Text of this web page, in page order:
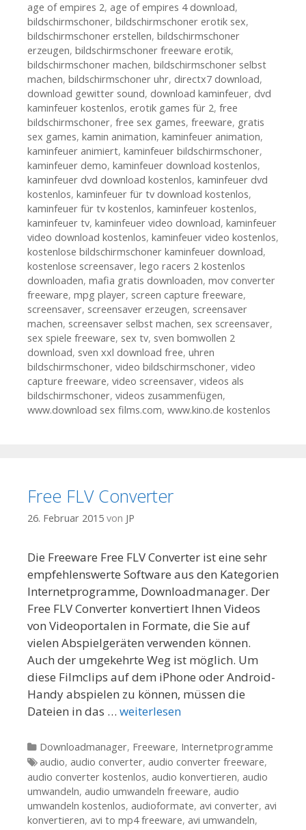
age of empires 2, age of empires 4 download,
bildschirmschoner, bildschirmschoner erotik sex,
bildschirmschoner erstellen, bildschirmschoner
erzeugen, bildschirmschoner freeware erotik,
bildschirmschoner machen, bildschirmschoner selbst
machen, bildschirmschoner uhr, directx7 download,
download gewitter sound, download kaminfeuer, dvd
kaminfeuer kostenlos, erotik games für 2, free
bildschirmschoner, free sex games, freeware, gratis
sex games, kamin animation, kaminfeuer animation,
kaminfeuer animiert, kaminfeuer bildschirmschoner,
kaminfeuer demo, kaminfeuer download kostenlos,
kaminfeuer dvd download kostenlos, kaminfeuer dvd
kostenlos, kaminfeuer für tv download kostenlos,
kaminfeuer für tv kostenlos, kaminfeuer kostenlos,
kaminfeuer tv, kaminfeuer video download, kaminfeuer
video download kostenlos, kaminfeuer video kostenlos,
kostenlose bildschirmschoner kaminfeuer download,
kostenlose screensaver, lego racers 2 kostenlos
downloaden, mafia gratis downloaden, mov converter
freeware, mpg player, screen capture freeware,
screensaver, screensaver erzeugen, screensaver
machen, screensaver selbst machen, sex screensaver,
sex spiele freeware, sex tv, sven bomwollen 2
download, sven xxl download free, uhren
bildschirmschoner, video bildschirmschoner, video
capture freeware, video screensaver, videos als
bildschirmschoner, videos zusammenfügen,
www.download sex films.com, www.kino.de kostenlos
Free FLV Converter
26. Februar 2015 von JP
Die Freeware Free FLV Converter ist eine sehr
empfehlenswerte Software aus den Kategorien
Internetprogramme, Downloadmanager. Der
Free FLV Converter konvertiert Ihnen Videos
von Videoportalen in Formate, die Sie auf
vielen Abspielgeräten verwenden können.
Auch der umgekehrte Weg ist möglich. Um
diese Filmclips auf dem iPhone oder Android-
Handy abspielen zu können, müssen die
Dateien in das … weiterlesen
Kategorien
Downloadmanager, Freeware, Internetprogramme
Tags
audio, audio converter, audio converter freeware,
audio converter kostenlos, audio konvertieren, audio
umwandeln, audio umwandeln freeware, audio
umwandeln kostenlos, audioformate, avi converter, avi
konvertieren, avi to mp4 freeware, avi umwandeln,